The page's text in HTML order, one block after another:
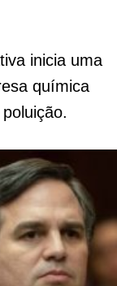
inicia uma
química